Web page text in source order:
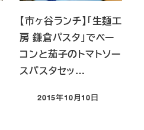
【市ヶ谷ランチ】「生麺工
房 鎌倉パスタ」でベー
コンと茄子のトマトソー
スパスタセッ…
投稿日
2015年10月10日